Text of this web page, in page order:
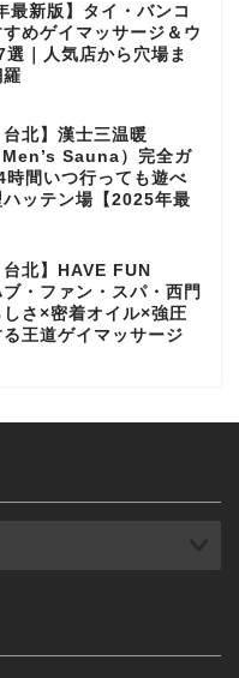
最新版】タイ・バンコ
めゲイマッサージ＆ウ
選｜人気店から穴場ま
台北】漢士三温暖
Men’s Sauna）完全ガ
時間いつ行っても遊べ
ハッテン場【2025年最
台北】HAVE FUN
・ファン・スパ・西門
しさ×密着オイル×強圧
王道ゲイマッサージ